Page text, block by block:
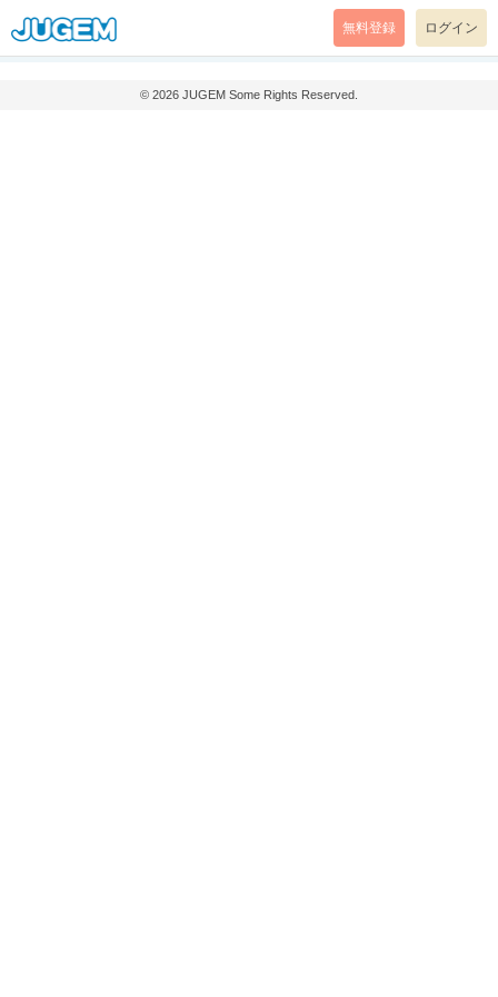
無料登録 ログイン
© 2026 JUGEM Some Rights Reserved.